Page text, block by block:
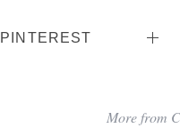
PINTEREST
More from